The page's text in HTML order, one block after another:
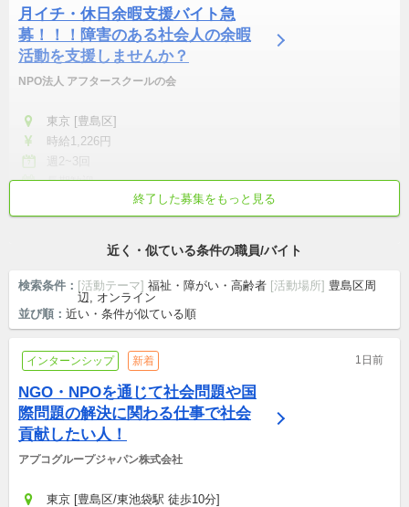
月イチ・休日余暇支援バイト急
募！！！障害のある社会人の余暇
活動を支援しませんか？
NPO法人 アフタースクールの会
東京 [豊島区]
時給1,226円
週2~3回
長期歓迎
交通費支給 介護職・ヘルパー
保育・介護・医療
終了した募集をもっと見る
近く・似ている条件の職員/バイト
検索条件： [活動テーマ] 福祉・障がい・高齢者 [活動場所] 豊島区周
辺, オンライン
並び順： 近い・条件が似ている順
インターンシップ 新着 1日前
NGO・NPOを通じて社会問題や国
際問題の解決に関わる仕事で社会
貢献したい人！
アプコグループジャパン株式会社
東京 [豊島区/東池袋駅 徒歩10分]